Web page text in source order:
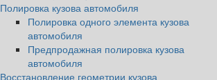
Полировка кузова автомобиля
Полировка одного элемента кузова
автомобиля
Предпродажная полировка кузова
автомобиля
Восстановление геометрии кузова